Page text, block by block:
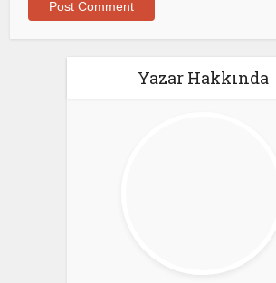
Yazar Hakkında